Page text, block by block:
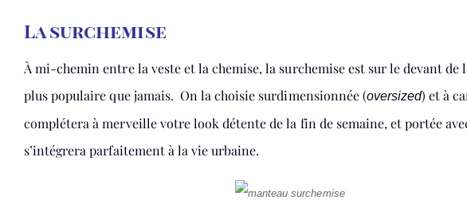
La surchemise
À mi-chemin entre la veste et la chemise, la surchemise est sur le devant de
plus populaire que jamais. On la choisie surdimensionnée (oversized) et à
complétera à merveille votre look détente de la fin de semaine, et portée
s’intégrera parfaitement à la vie urbaine.